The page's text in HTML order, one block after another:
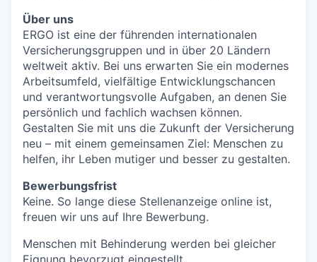
Über uns
ERGO ist eine der führenden internationalen
Versicherungsgruppen und in über 20 Ländern
weltweit aktiv. Bei uns erwarten Sie ein modernes
Arbeitsumfeld, vielfältige Entwicklungschancen
und verantwortungsvolle Aufgaben, an denen Sie
persönlich und fachlich wachsen können.
Gestalten Sie mit uns die Zukunft der Versicherung
neu – mit einem gemeinsamen Ziel: Menschen zu
helfen, ihr Leben mutiger und besser zu gestalten.
Bewerbungsfrist
Keine. So lange diese Stellenanzeige online ist,
freuen wir uns auf Ihre Bewerbung.
Menschen mit Behinderung werden bei gleicher
Eignung bevorzugt eingestellt.